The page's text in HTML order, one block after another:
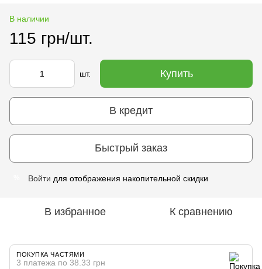
В наличии
115 грн/шт.
шт. Купить
В кредит
Быстрый заказ
Войти для отображения накопительной скидки
В избранное К сравнению
ПОКУПКА ЧАСТЯМИ
3 платежа по 38.33 грн